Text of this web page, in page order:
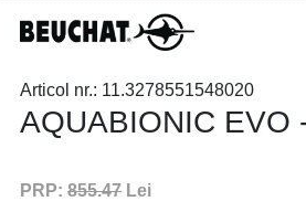
Articol nr.: 11.3278551548020
AQUABIONIC EVO
PRP:855.47 Lei